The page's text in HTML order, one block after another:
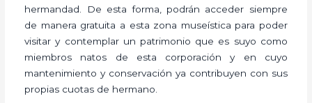
hermandad. De esta forma, podrán acceder siempre
de manera gratuita a esta zona museística para poder
visitar y contemplar un patrimonio que es suyo como
miembros natos de esta corporación y en cuyo
mantenimiento y conservación ya contribuyen con sus
propias cuotas de hermano.